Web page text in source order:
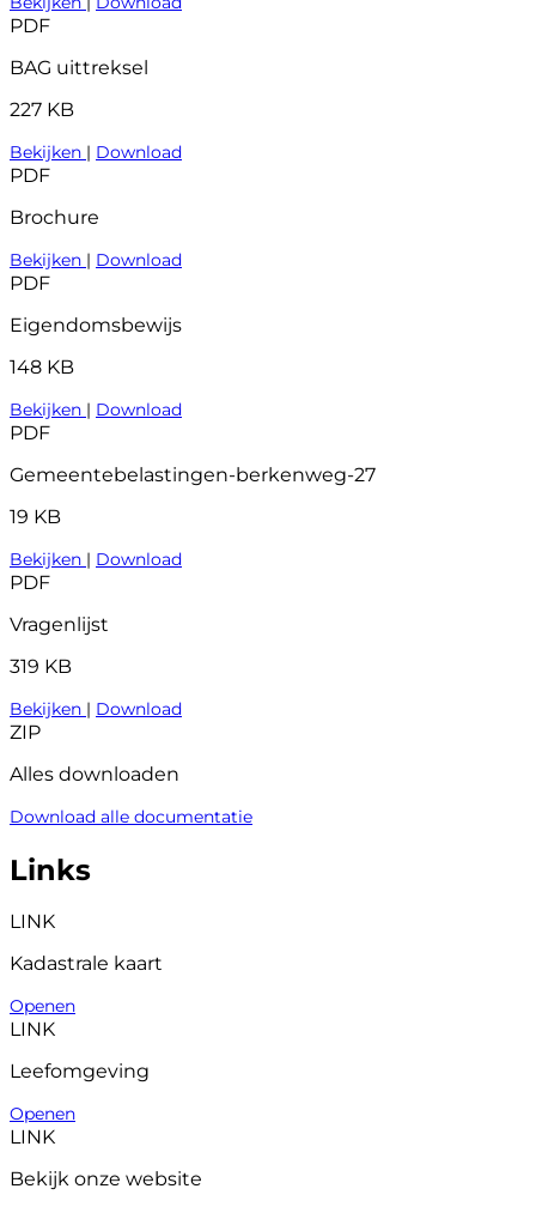
PDF
BAG uittreksel
227 KB
Bekijken | Download
PDF
Brochure
Bekijken | Download
PDF
Eigendomsbewijs
148 KB
Bekijken | Download
PDF
Gemeentebelastingen-berkenweg-27
19 KB
Bekijken | Download
PDF
Vragenlijst
319 KB
Bekijken | Download
ZIP
Alles downloaden
Download alle documentatie
Links
LINK
Kadastrale kaart
Openen
LINK
Leefomgeving
Openen
LINK
Bekijk onze website